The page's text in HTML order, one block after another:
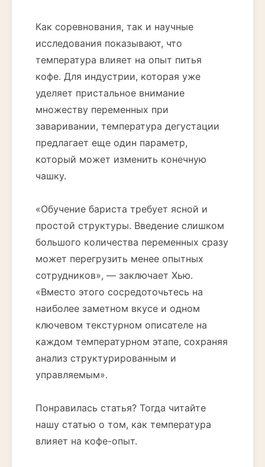
Как соревнования, так и научные
исследования показывают, что
температура влияет на опыт питья
кофе. Для индустрии, которая уже
уделяет пристальное внимание
множеству переменных при
заваривании, температура дегустации
предлагает еще один параметр,
который может изменить конечную
чашку.
«Обучение бариста требует ясной и
простой структуры. Введение слишком
большого количества переменных сразу
может перегрузить менее опытных
сотрудников», — заключает Хью.
«Вместо этого сосредоточьтесь на
наиболее заметном вкусе и одном
ключевом текстурном описателе на
каждом температурном этапе, сохраняя
анализ структурированным и
управляемым».
Понравилась статья? Тогда читайте
нашу статью о том, как температура
влияет на кофе-опыт.